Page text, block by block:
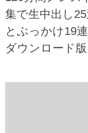
集で生中出し
とぶっかけ19
ダウンロード版